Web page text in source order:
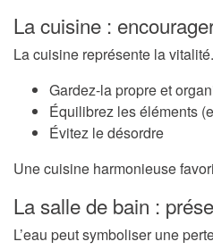
La cuisine :
La cuisine représente la vitalité.
Gardez-la propre et
Équilibrez les éléments
Évitez le désordre
Une cuisine harmonieuse
La salle de bain :
L’eau peut symboliser une